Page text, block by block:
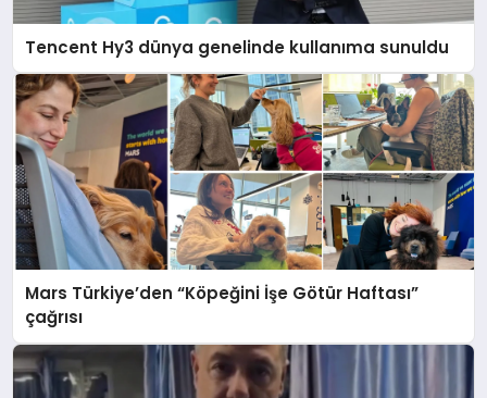
Tencent Hy3 dünya genelinde kullanıma sunuldu
Mars Türkiye’den “Köpeğini İşe Götür Haftası”
çağrısı